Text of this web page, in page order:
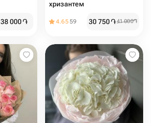
38 000֏
хризантем
4.6559 30 750֏41 000֏